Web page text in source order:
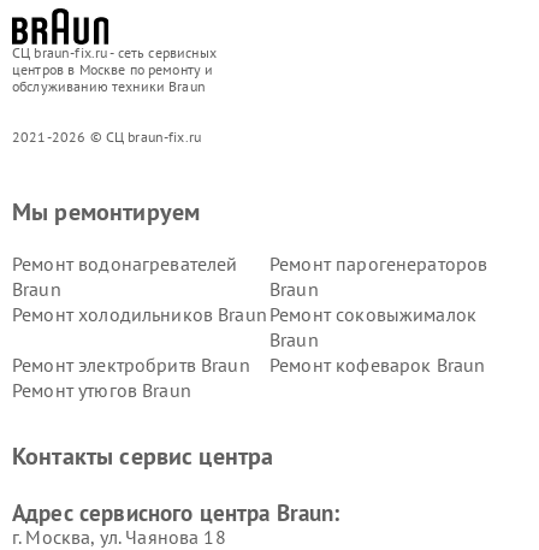
СЦ braun-fix.ru - сеть сервисных
центров в Москве по ремонту и
обслуживанию техники Braun
2021-2026 © СЦ braun-fix.ru
Мы ремонтируем
Ремонт водонагревателей
Braun
Ремонт парогенераторов
Braun
Ремонт холодильников Braun Ремонт соковыжималок
Braun
Ремонт электробритв Braun
Ремонт кофеварок Braun
Ремонт утюгов Braun
Контакты сервис центра
Адрес сервисного центра Braun:
г. Москва, ул. Чаянова 18